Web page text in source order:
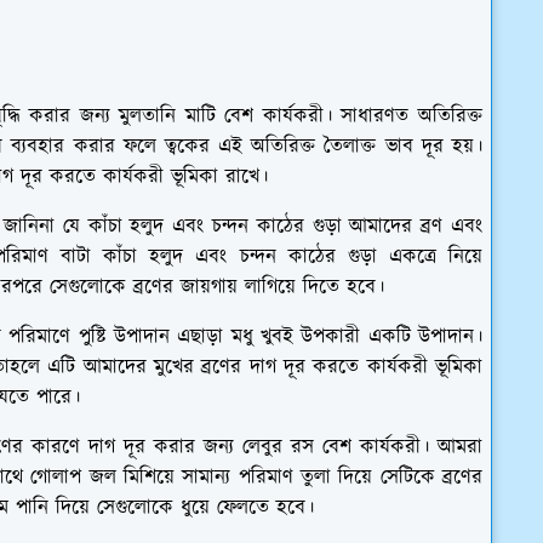
করার জন্য মুলতানি মাটি বেশ কার্যকরী। সাধারণত অতিরিক্ত
ব্যবহার করার ফলে ত্বকের এই অতিরিক্ত তৈলাক্ত ভাব দূর হয়।
দূর করতে কার্যকরী ভূমিকা রাখে।
যে কাঁচা হলুদ এবং চন্দন কাঠের গুড়া আমাদের ব্রণ এবং
বাটা কাঁচা হলুদ এবং চন্দন কাঠের গুড়া একত্রে নিয়ে
সেগুলোকে ব্রণের জায়গায় লাগিয়ে দিতে হবে।
পুষ্টি উপাদান এছাড়া মধু খুবই উপকারী একটি উপাদান।
এটি আমাদের মুখের ব্রণের দাগ দূর করতে কার্যকরী ভূমিকা
পারে।
কারণে দাগ দূর করার জন্য লেবুর রস বেশ কার্যকরী। আমরা
জল মিশিয়ে সামান্য পরিমাণ তুলা দিয়ে সেটিকে ব্রণের
দিয়ে সেগুলোকে ধুয়ে ফেলতে হবে।